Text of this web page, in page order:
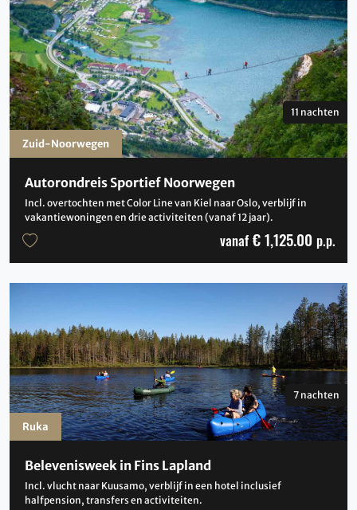
Autorondreis Sportief Noorwegen
Incl. overtochten met Color Line van Kiel naar Oslo, verblijf in
vakantiewoningen en drie activiteiten (vanaf 12 jaar).
11 nachten
vanaf € 1,125.00 p.p.
Zuid-Noorwegen
Belevenisweek in Fins Lapland
Incl. vlucht naar Kuusamo, verblijf in een hotel inclusief
halfpension, transfers en activiteiten.
7 nachten
Ruka